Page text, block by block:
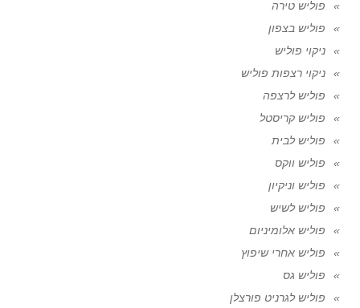
פוליש טירה
פוליש בצפון
ניקוי פוליש
ניקוי רצפות פוליש
פוליש לרצפה
פוליש קריסטל
פוליש לבית
פוליש ווקס
פוליש וניקיון
פוליש לשיש
פוליש אלומיניום
פוליש אחרי שיפוץ
פוליש גס
פוליש לגרניט פורצלן